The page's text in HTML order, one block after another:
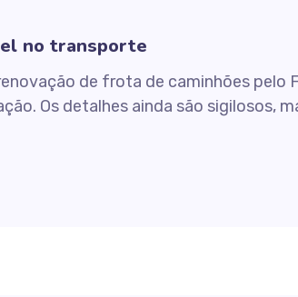
no transporte
de frota de caminhões pelo
Os detalhes ainda são sigilosos,